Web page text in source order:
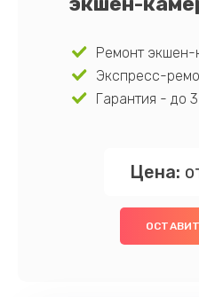
Ремонт экшен-
Экспресс-
Гарантия - до
Цена: